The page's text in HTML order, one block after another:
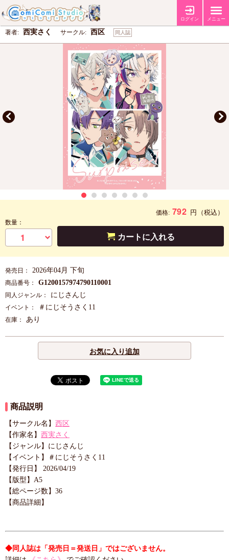
ログイン メニュー
Surprise!
著者: 西実さく サークル: 西区 同人誌
価格: 792 円 （税込）
数量：
カートに入れる
発売日： 2026年04月 下旬
商品番号： G1200157974790110001
同人ジャンル： にじさんじ
イベント： ＃にじそうさく11
在庫： あり
お気に入り追加
商品説明
【サークル名】 西区
【作家名】 西実さく
【ジャンル】にじさんじ
【イベント】＃にじそうさく11
【発行日】 2026/04/19
【版型】A5
【総ページ数】36
【商品詳細】
◆同人誌は「発売日＝発送日」ではございません。